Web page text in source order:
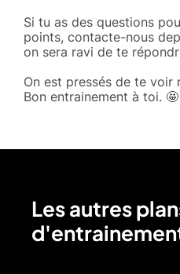
Si tu as des questions
points, contacte-nous
on sera ravi de te
On est pressés de te voir
Bon entrainement à toi. 🤩
Les autres